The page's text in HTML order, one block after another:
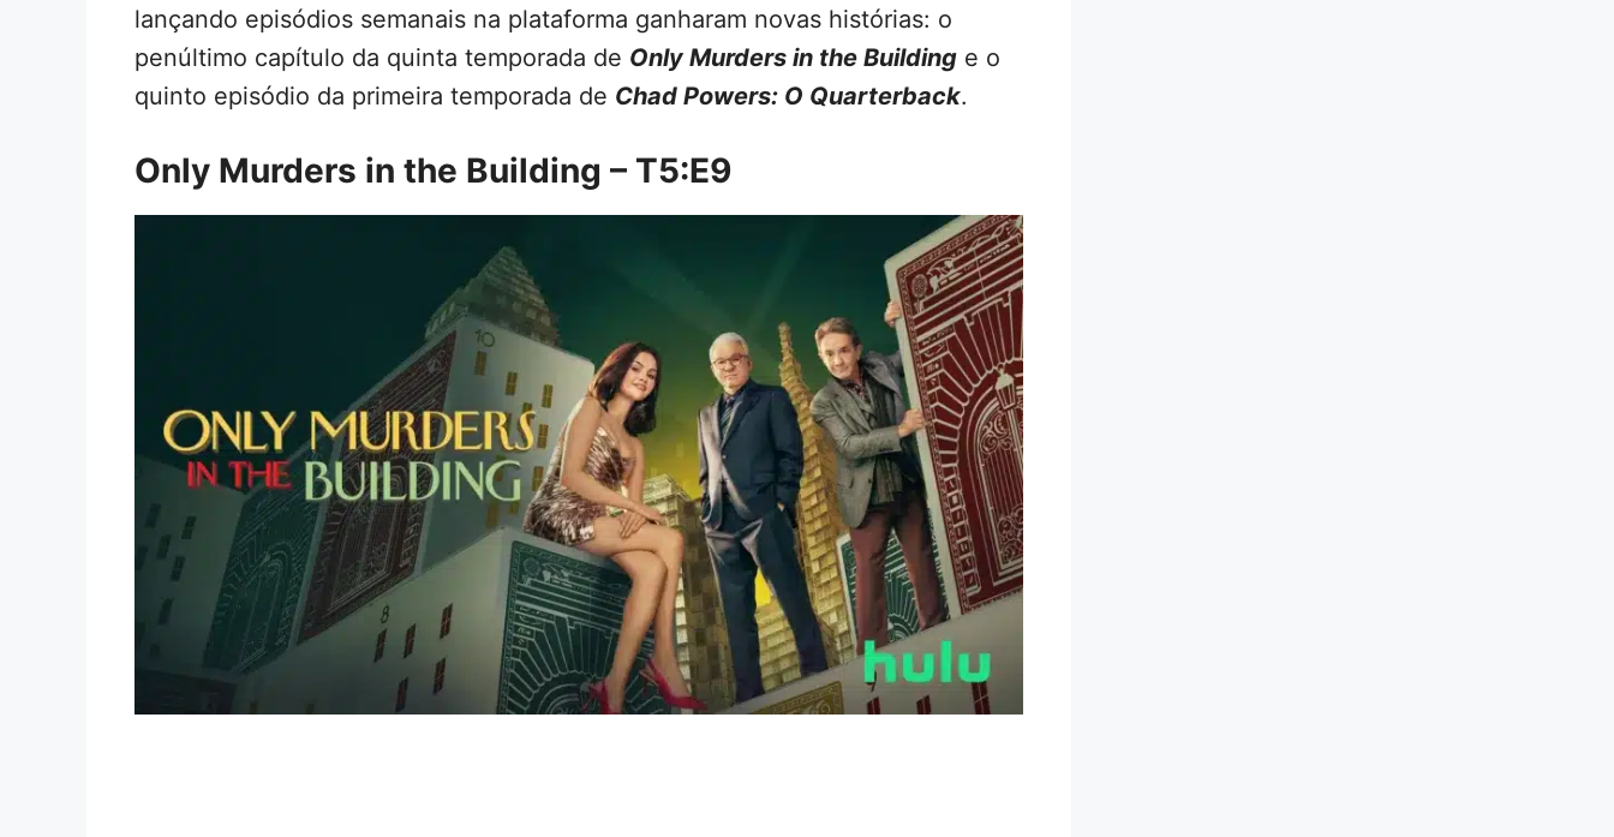
lançando episódios semanais na plataforma ganharam novas histórias: o
penúltimo capítulo da quinta temporada de Only Murders in the Building e o
quinto episódio da primeira temporada de Chad Powers: O Quarterback.
Only Murders in the Building – T5:E9